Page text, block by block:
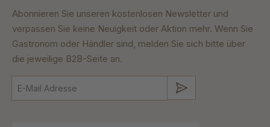
Abonnieren Sie unseren kostenlosen Newsletter und
verpassen Sie keine Neuigkeit oder Aktion mehr. Wenn Sie
Gastronom oder Händler sind, melden Sie sich bitte über
die jeweilige B2B-Seite an.